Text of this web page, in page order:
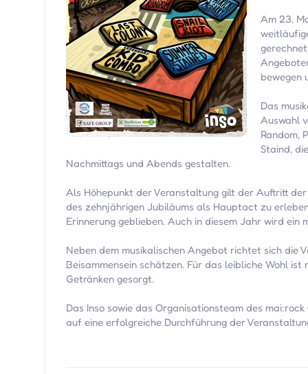
Am 23.
bewegen
Das
Auswahl
Random,
Staind,
Nachmittags und Abends gestalten.
Als Höhepunkt der Veranstaltung gilt der Auftritt
des zehnjährigen Jubiläums als Hauptact zu
Erinnerung geblieben. Auch in diesem Jahr wird
Neben dem musikalischen Angebot richtet sich die
Beisammensein schätzen. Für das leibliche Wohl
Getränken gesorgt.
Das Inso sowie das Organisationsteam des
auf eine erfolgreiche Durchführung der